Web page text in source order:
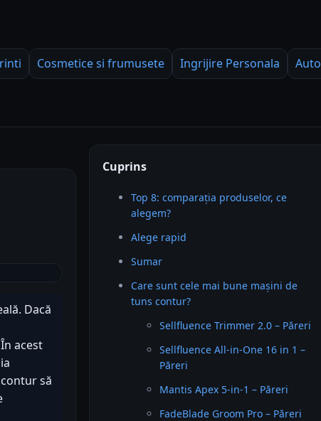
Cosmetice si frumusete Ingrijire Personala
Auto
Dacă
acest
să
Cuprins
Top 8: comparația produselor, ce
alegem?
Alege rapid
Sumar
Care sunt cele mai bune mașini de
tuns contur?
Sellfluence Trimmer 2.0 – Păreri
Sellfluence All-in-One 16 in 1 –
Păreri
Mantis Apex 5-in-1 – Păreri
FadeBlade Groom Pro – Păreri